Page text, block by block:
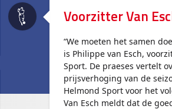
Voorzitter Van
“We moeten het samen
is Philippe van Esch,
Sport. De praeses vertelt
prijsverhoging van de
Helmond Sport voor het
Van Esch meldt dat de